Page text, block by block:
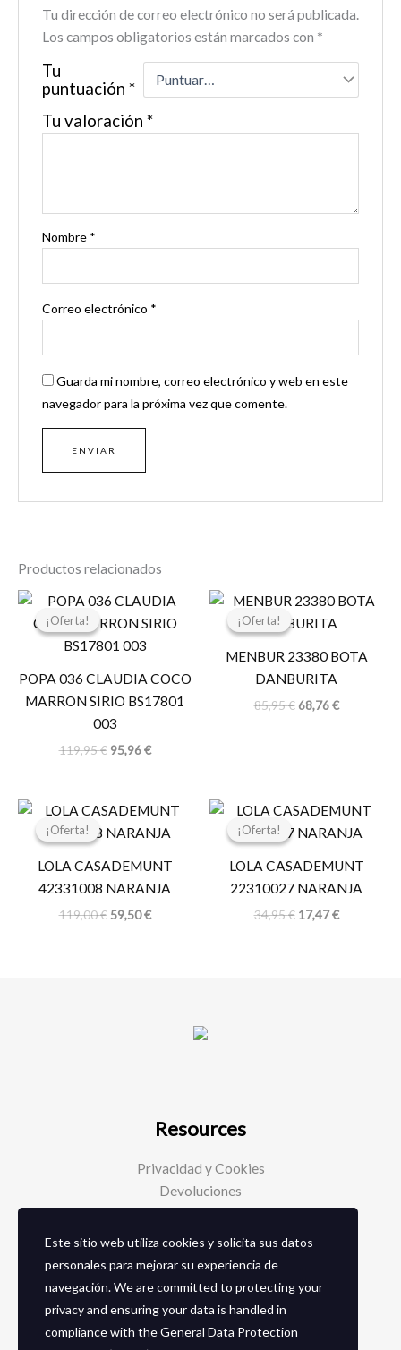
Tu dirección de correo electrónico no será publicada.
Los campos obligatorios están marcados con *
Tu
puntuación *
Tu valoración *
Nombre *
Correo electrónico *
Guarda mi nombre, correo electrónico y web en este
navegador para la próxima vez que comente.
Productos relacionados
¡Oferta!
¡Oferta!
POPA 036 CLAUDIA COCO
MARRON SIRIO BS17801
003
119,95€
El
original
era:
95,96€
El
actual
¡Oferta!
¡Oferta!
MENBUR 23380 BOTA
DANBURITA
85,95€
El
original
85,95 €.
68,76€
El
68,76 €.
¡Oferta!
¡Oferta!
LOLA CASADEMUNT
42331008 NARANJA
119,00€
El
original
119,00 €.
59,50€
El
actual
59,50 €.
¡Oferta!
¡Oferta!
LOLA CASADEMUNT
22310027 NARANJA
34,95€
El
original
34,95 €.
17,47€
El
actual
17,47 €.
Resources
Privacidad y Cookies
Devoluciones
Social Media
Facebook
Instagram
Este sitio web utiliza cookies y solicita sus datos
personales para mejorar su experiencia de
navegación. We are committed to protecting your
privacy and ensuring your data is handled in
compliance with theGeneral Data Protection